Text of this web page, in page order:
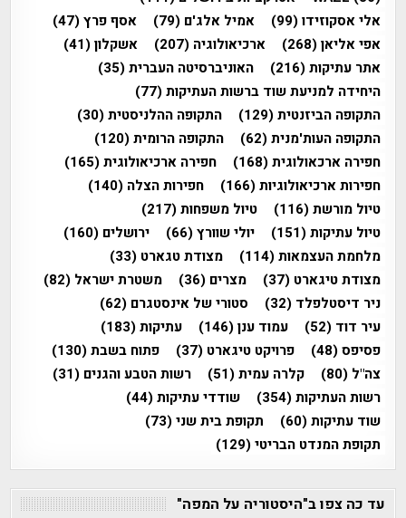
אלי אסקוזידו(99) אמיל אלג'ם (79) אסף פרץ(47)
אפי אליאן(268) ארכיאולוגיה (207) אשקלון(41)
אתר עתיקות(216) האוניברסיטה העברית(35)
היחידה למניעת שוד ברשות העתיקות(77)
התקופה הביזנטית(129) התקופה ההלניסטית(30)
התקופה העות'מנית(62) התקופה הרומית(120)
חפירה ארכאולוגית(168) חפירה ארכיאולוגית(165)
חפירות ארכיאולוגיות(166) חפירות הצלה (140)
טיול מורשת(116) טיול משפחות(217)
טיול עתיקות(151) יולי שוורץ(66) ירושלים (160)
מלחמת העצמאות(114) מצודת טגארט (33)
מצודת טיגארט (37) מצרים (36) משטרת ישראל (82)
ניר דיסטלפלד (32) סטורי של אינסטגרם (62)
עיר דוד (52) עמוד ענן(146) עתיקות(183)
פסיפס(48) פרויקט טיגארט (37) פתוח בשבת(130)
צה"ל (80) קלרה עמית(51) רשות הטבע והגנים (31)
רשות העתיקות(354) שודדי עתיקות(44)
שוד עתיקות(60) תקופת בית שני(73)
תקופת המנדט הבריטי(129)
עד כה צפו ב"היסטוריה על המפה"